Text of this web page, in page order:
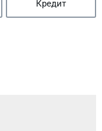
Кредит